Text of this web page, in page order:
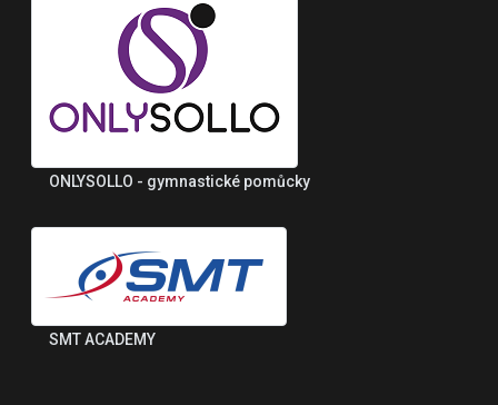
ONLYSOLLO - gymnastické pomůcky
SMT ACADEMY